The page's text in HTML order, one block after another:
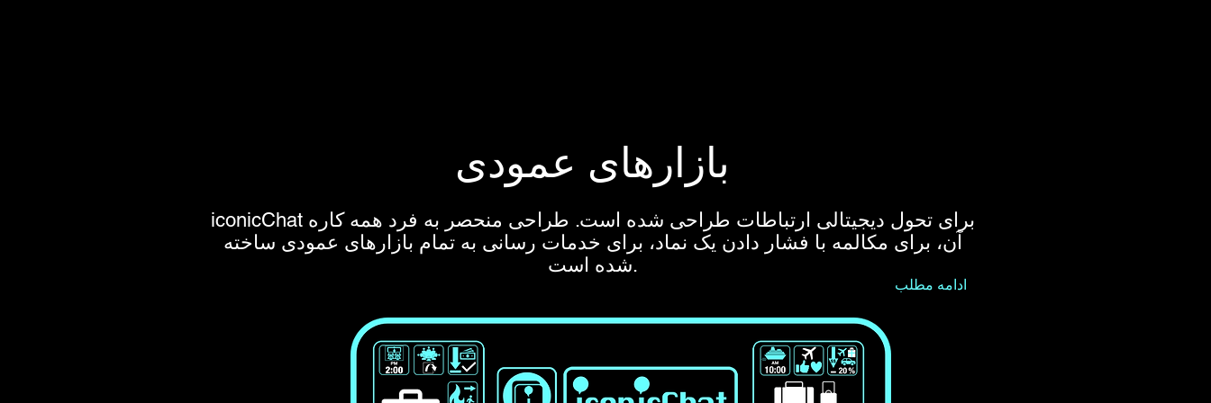
بازارهای عمودی
iconicChat برای تحول دیجیتالی ارتباطات طراحی شده است. طراحی منحصر به فرد همه کاره
آن، برای مکالمه با فشار دادن یک نماد، برای خدمات رسانی به تمام بازارهای عمودی ساخته
شده است.
ادامه مطلب